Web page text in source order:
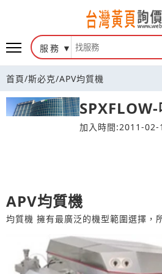
台灣黃頁詢
服務
首頁/斯必克/APV均質機
加入時間:2011-02-
APV均質機
均質機 擁有最廣泛的機型範圍選擇，